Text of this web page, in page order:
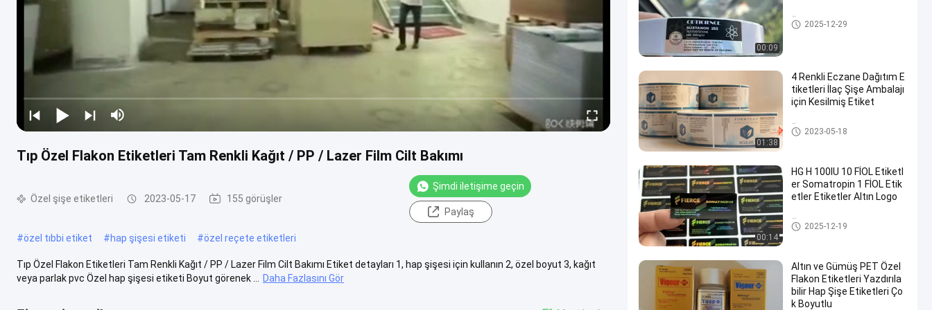
Tıp Özel Flakon Etiketleri Tam Renkli Kağıt / PP / Lazer Film Cilt Bakımı
Özel şişe etiketleri 2023-05-17 155 görüşler
Şimdi iletişime geçin
Paylaş
#özel tıbbi etiket #hap şişesi etiketi #özel reçete etiketleri
Tıp Özel Flakon Etiketleri Tam Renkli Kağıt / PP / Lazer Film Cilt Bakımı Etiket detayları 1, hap şişesi için kullanın 2, özel boyut 3, kağıt
veya parlak pvc Özel hap şişesi etiketi Boyut görenek ...
Daha Fazlasını Gör
00:09
Özel şişe etiketleri
2025-12-29
01:38
4 Renkli Eczane Dağıtım E
tiketleri İlaç Şişe Ambalajı
için Kesilmiş Etiket
Özel şişe etiketleri
2023-05-18
00:14
HG H 100IU 10 FİOL Etiketl
er Somatropin 1 FİOL Etik
etler Etiketler Altın Logo
Özel şişe etiketleri
2025-12-19
Altın ve Gümüş PET Özel
Flakon Etiketleri Yazdırıla
bilir Hap Şişe Etiketleri Ço
k Boyutlu